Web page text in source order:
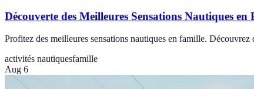
Découverte des Meilleures Sensations Nautiques en
Profitez des meilleures sensations nautiques en famille.
activités nautiquesfamille
Aug 6